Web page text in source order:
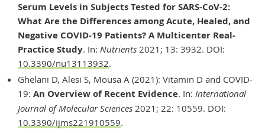
Serum Levels in Subjects Tested for SARS-CoV-2:
What Are the Differences among Acute, Healed, and
Negative COVID-19 Patients? A Multicenter Real-
Practice Study. In: Nutrients 2021; 13: 3932. DOI:
10.3390/nu13113932.
Ghelani D, Alesi S, Mousa A (2021): Vitamin D and COVID-
19: An Overview of Recent Evidence. In: International
Journal of Molecular Sciences 2021; 22: 10559. DOI:
10.3390/ijms221910559.